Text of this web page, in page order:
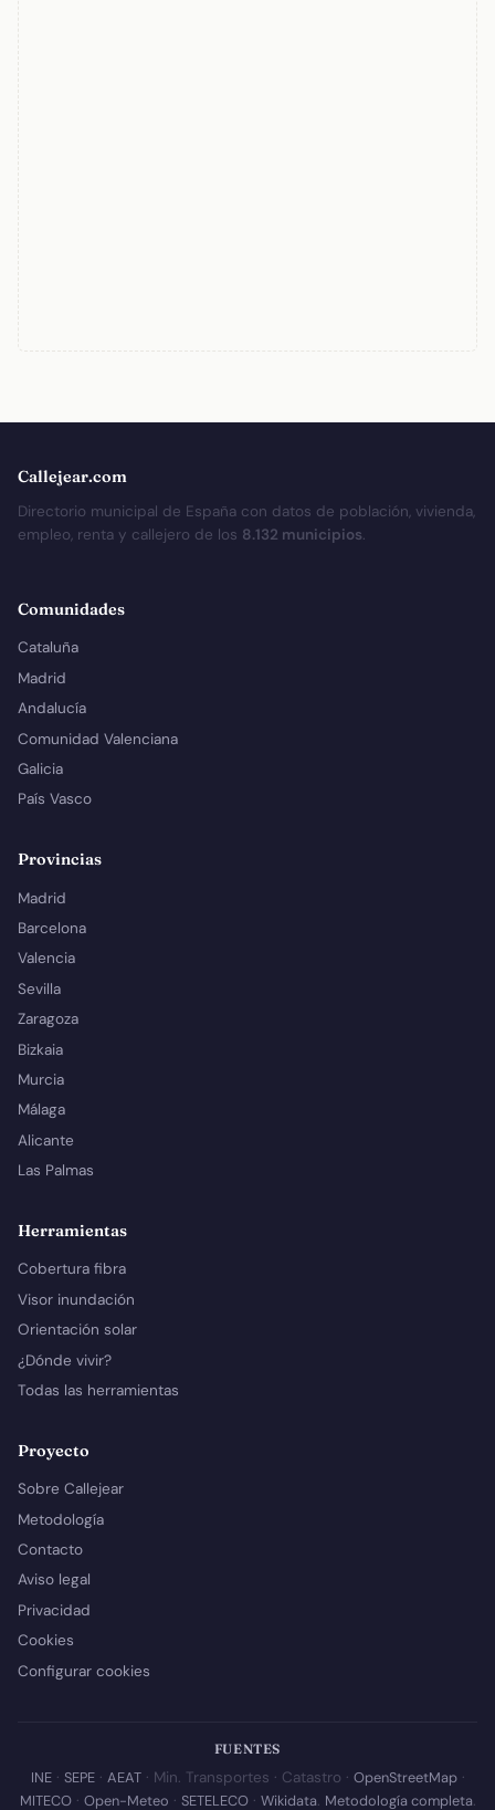
Callejear.com
Directorio municipal de España con datos de población, vivienda,
empleo, renta y callejero de los 8.132 municipios.
Comunidades
Cataluña
Madrid
Andalucía
Comunidad Valenciana
Galicia
País Vasco
Provincias
Madrid
Barcelona
Valencia
Sevilla
Zaragoza
Bizkaia
Murcia
Málaga
Alicante
Las Palmas
Herramientas
Cobertura fibra
Visor inundación
Orientación solar
¿Dónde vivir?
Todas las herramientas
Proyecto
Sobre Callejear
Metodología
Contacto
Aviso legal
Privacidad
Cookies
Configurar cookies
FUENTES
INE· SEPE· AEAT· Min. Transportes · Catastro · OpenStreetMap·
MITECO· Open-Meteo · SETELECO· Wikidata. Metodología completa.